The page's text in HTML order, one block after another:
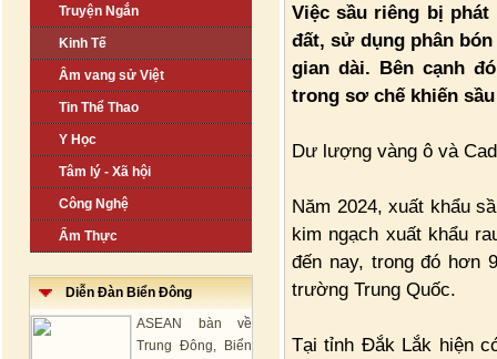
Truyện Ngắn
Kinh Tế
Âm vang sử Việt
Tin Thể Thao
Y Học
Tâm lý - Xã hội
Công Nghệ
Ẩm Thực
Diễn Đàn Biển Đông
ASEAN bàn về
Trung Đông, Biển
Việc sầu riêng bị
đất, sử dụng phân
gian dài. Bên cạnh
trong sơ chế khiến
Dư lượng vàng ô và
Năm 2024, xuất khẩu
kim ngạch xuất khẩu
đến nay, trong đó hơn
trường Trung Quốc.
Tại tỉnh Đắk Lắk hiện